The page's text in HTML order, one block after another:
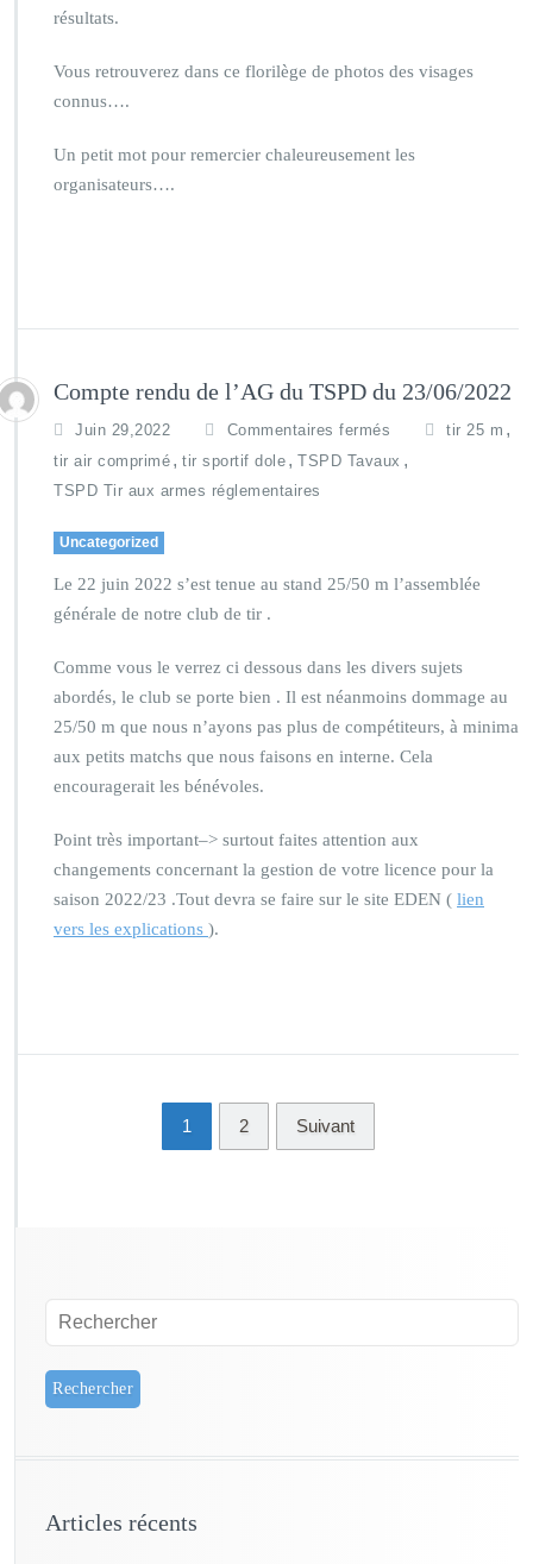
résultats.
Vous retrouverez dans ce florilège de photos des visages
connus….
Un petit mot pour remercier chaleureusement les
organisateurs….
Compte rendu de l’AG du TSPD du 23/06/2022
Juin 29,2022 Commentaires fermés tir 25 m ,
tir air comprimé , tir sportif dole , TSPD Tavaux ,
TSPD Tir aux armes réglementaires
Uncategorized
Le 22 juin 2022 s’est tenue au stand 25/50 m l’assemblée
générale de notre club de tir .
Comme vous le verrez ci dessous dans les divers sujets
abordés, le club se porte bien . Il est néanmoins dommage au
25/50 m que nous n’ayons pas plus de compétiteurs, à minima
aux petits matchs que nous faisons en interne. Cela
encouragerait les bénévoles.
Point très important–> surtout faites attention aux
changements concernant la gestion de votre licence pour la
saison 2022/23 .Tout devra se faire sur le site EDEN ( lien
vers les explications ).
1 2 Suivant
Articles récents